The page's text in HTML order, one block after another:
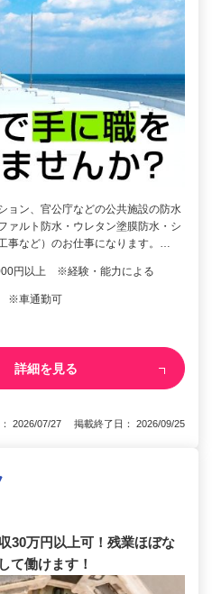
ョン、官公庁などの公共施設の防水
ァルト防水・ウレタン塗膜防水・シ
事など）のお仕事になります。…
円以上 ※経験・能力による
※車通勤可
詳細を見る
2026/07/27 掲載終了日： 2026/09/25
30万円以上可！残業ほぼな
て働けます！